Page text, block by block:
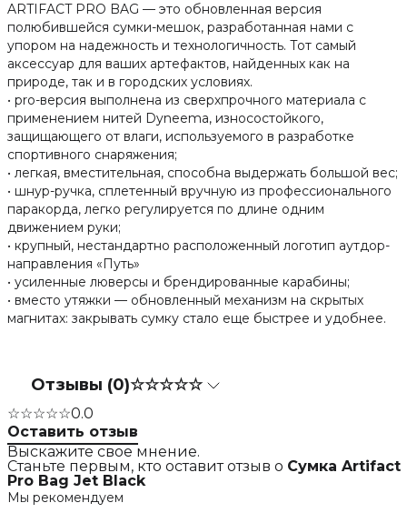
ARTIFACT PRO BAG — это обновленная версия
полюбившейся сумки-мешок, разработанная нами с
упором на надежность и технологичность. Тот самый
аксессуар для ваших артефактов, найденных как на
природе, так и в городских условиях.
• pro-версия выполнена из сверхпрочного материала с
применением нитей Dyneema, износостойкого,
защищающего от влаги, используемого в разработке
спортивного снаряжения;
• легкая, вместительная, способна выдержать большой вес;
• шнур-ручка, сплетенный вручную из профессионального
паракорда, легко регулируется по длине одним
движением руки;
• крупный, нестандартно расположенный логотип аутдор-
направления «Путь»
• усиленные люверсы и брендированные карабины;
• вместо утяжки — обновленный механизм на скрытых
магнитах: закрывать сумку стало еще быстрее и удобнее.
Отзывы (0)☆☆☆☆☆
☆☆☆☆☆0.0
Оставить отзыв
Выскажите свое мнение.
Станьте первым, кто оставит отзыв о Сумка Artifact
Pro Bag Jet Black
Мы рекомендуем